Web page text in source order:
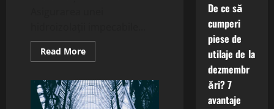
Read MoreRead
more
sunt
soluțiile
de
De ce să
cumperi
piese de
utilaje de la
dezmembr
ări? 7
avantaje